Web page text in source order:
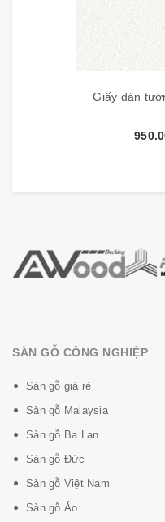
Giấy dán
SÀN GỖ CÔNG NGHIỆP
Sàn gỗ giá rẻ
Sàn gỗ Malaysia
Sàn gỗ Ba Lan
Sàn gỗ Đức
Sàn gỗ Việt Nam
Sàn gỗ Áo